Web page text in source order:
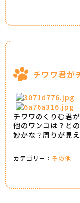
チワワ君が
チワワのくりむ君
他のワンコは？と
妙かな？周りが見
カテゴリー： その他